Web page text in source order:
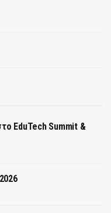
EduTech Summit &